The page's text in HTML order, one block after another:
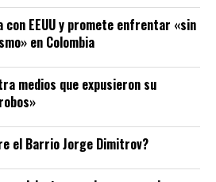
con EEUU y promete enfrentar «sin
en Colombia
medios que expusieron su
el Barrio Jorge Dimitrov?